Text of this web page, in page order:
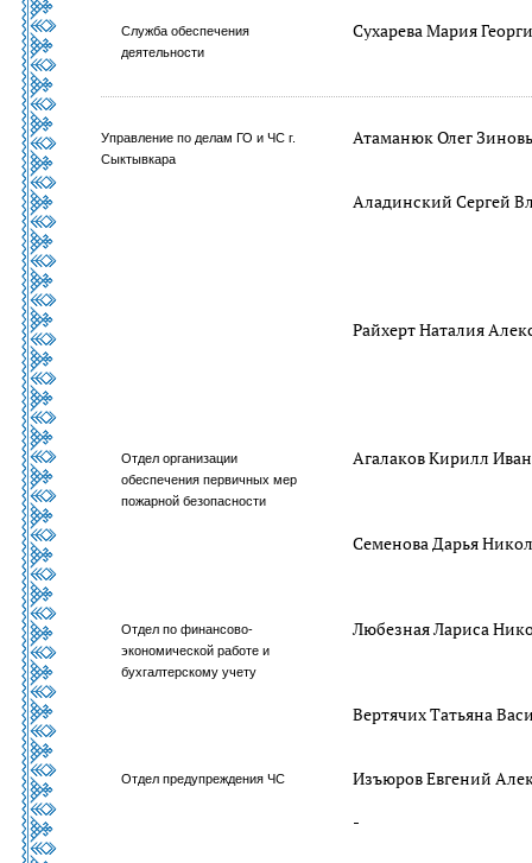
Служба обеспечения
деятельности
Сухарева Мария
Управление по делам ГО и ЧС г.
Сыктывкара
Атаманюк Олег
Аладинский Сергей
Райхерт Наталия
Отдел организации
обеспечения первичных мер
пожарной безопасности
Агалаков Кирилл
Семенова Дарья
Отдел по финансово-
экономической работе и
бухгалтерскому учету
Любезная Лариса
Вертячих Татьяна
Отдел предупреждения ЧС
Изъюров Евгений
-